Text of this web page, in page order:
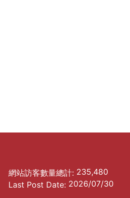
網站訪客數量總計: 235,480
Last Post Date: 2026/07/30